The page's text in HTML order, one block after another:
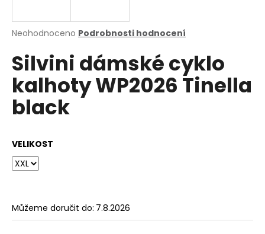
Průměrné
produktu
je
0,0
5
hvězdiček.
Neohodnoceno Podrobnosti hodnocení
Silvini dámské cyklo
kalhoty WP2026 Tinella
black
VELIKOST
Můžeme doručit do: 7.8.2026
j
t
?
o
p